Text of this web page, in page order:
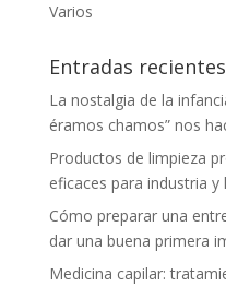
Varios
Entradas recientes
La nostalgia de la
éramos chamos” nos
Productos de limpieza
eficaces para industria y
Cómo preparar una
dar una buena primera
Medicina capilar: